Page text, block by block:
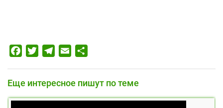
FacebookTwitterTelegram
Email
Еще интересное пишут по теме